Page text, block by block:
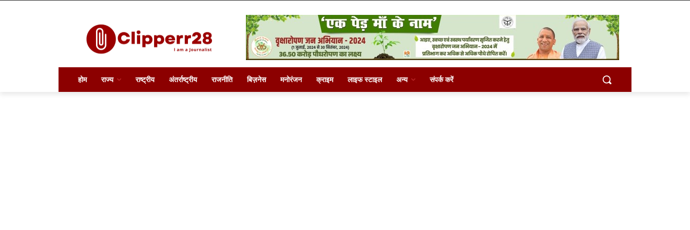
होम राज्य राष्ट्रीय अंतर्राष्ट्रीय राजनीति बिज़नेस मनोरंजन क्राइम लाइफ स्टाइल अन्य संपर्क करें